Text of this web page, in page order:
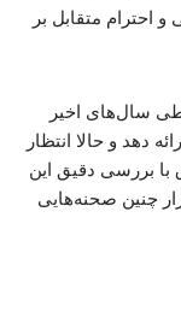
احترام متقابل بر
طی سال‌های اخیر
دهد و حالا انتظار
با بررسی دقیق این
چنین صحنه‌هایی